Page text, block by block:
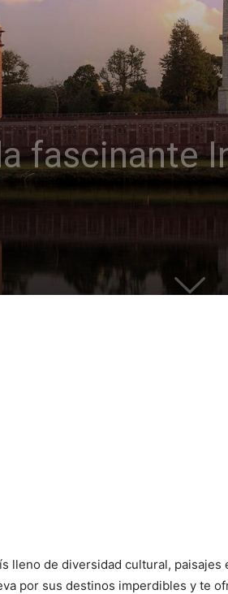
fascinante
lleno de diversidad cultural, paisajes
por sus destinos imperdibles y te